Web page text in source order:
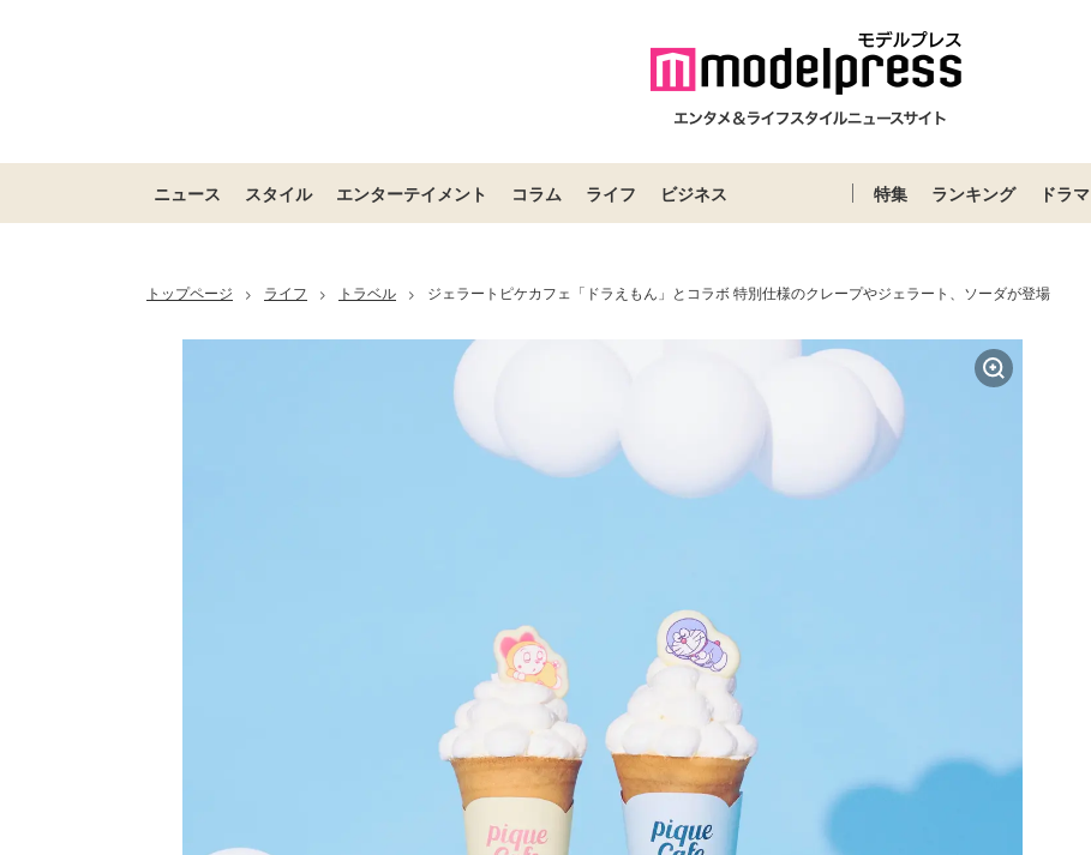
ニュース スタイル エンターテイメント コラム ライフ ビジネス 特集 ランキング ドラマ
トップページ > ライフ > トラベル > ジェラートピケカフェ「ドラえもん」とコラボ 特別仕様のクレープやジェラート、ソーダが登場